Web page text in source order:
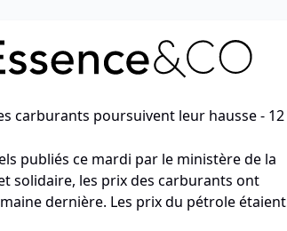
carburants poursuivent leur hausse - 12
publiés ce mardi par le ministère de la
solidaire, les prix des carburants ont
dernière. Les prix du pétrole étaient